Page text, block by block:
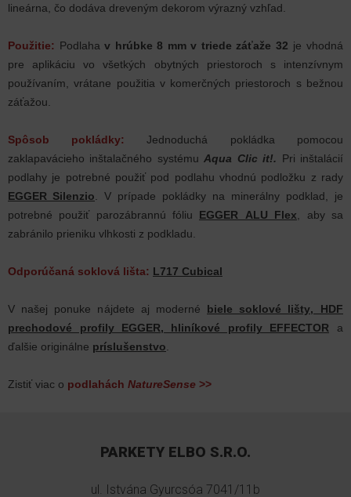
lineárna, čo dodáva dreveným dekorom výrazný vzhľad.
Použitie: Podlaha v hrúbke 8 mm v triede záťaže 32 je vhodná
pre aplikáciu vo všetkých obytných priestoroch s intenzívnym
používaním, vrátane použitia v komerčných priestoroch s bežnou
záťažou.
Spôsob pokládky:
Jednoduchá pokládka pomocou
zaklapavácieho inštalačného systému Aqua Clic it!. Pri inštalácií
podlahy je potrebné použiť pod podlahu vhodnú podložku z rady
EGGER Silenzio . V prípade pokládky na minerálny podklad, je
potrebné použiť parozábrannú fóliu EGGER ALU Flex , aby sa
zabránilo prieniku vlhkosti z podkladu.
Odporúčaná soklová lišta: L717 Cubical
V našej ponuke nájdete aj moderné biele soklové lišty, HDF
prechodové profily EGGER, hliníkové profily EFFECTOR a
ďalšie originálne príslušenstvo
Zistiť viac o podlahách NatureSense >>
PARKETY ELBO S.R.O.
ul. Istvána Gyurcsóa 7041/11b